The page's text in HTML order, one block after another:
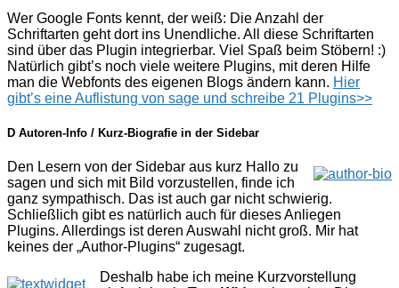
Wer Google Fonts kennt, der weiß: Die Anzahl der
Schriftarten geht dort ins Unendliche. All diese Schriftarten
sind über das Plugin integrierbar. Viel Spaß beim Stöbern! :)
Natürlich gibt’s noch viele weitere Plugins, mit deren Hilfe
man die Webfonts des eigenen Blogs ändern kann. Hier
gibt’s eine Auflistung von sage und schreibe 21 Plugins>>
D Autoren-Info / Kurz-Biografie in der Sidebar
Den Lesern von der Sidebar aus kurz Hallo zu
sagen und sich mit Bild vorzustellen, finde ich
ganz sympathisch. Das ist auch gar nicht schwierig.
Schließlich gibt es natürlich auch für dieses Anliegen
Plugins. Allerdings ist deren Auswahl nicht groß. Mir hat
keines der „Author-Plugins“ zugesagt.
Deshalb habe ich meine Kurzvorstellung